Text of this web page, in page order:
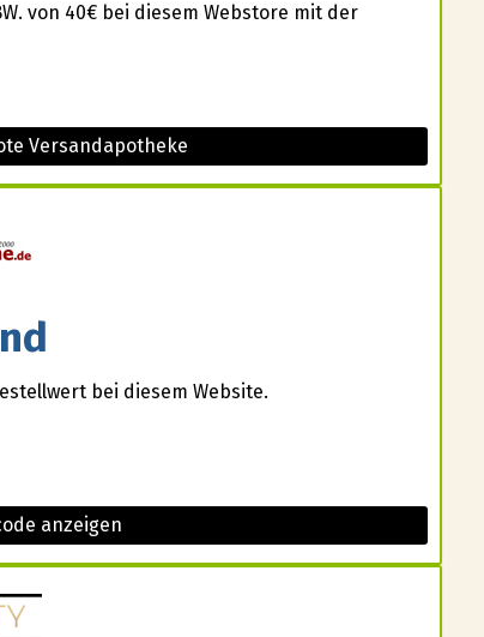
von 40€ bei diesem Webstore mit der
Versandapotheke
bei diesem Website.
anzeigen